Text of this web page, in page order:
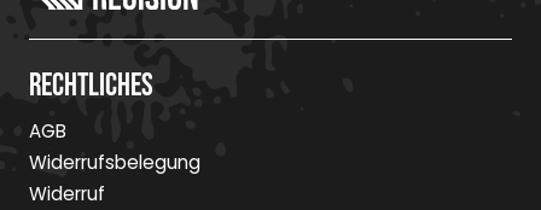
Rechtliches
AGB
Widerrufsbelegung
Widerruf